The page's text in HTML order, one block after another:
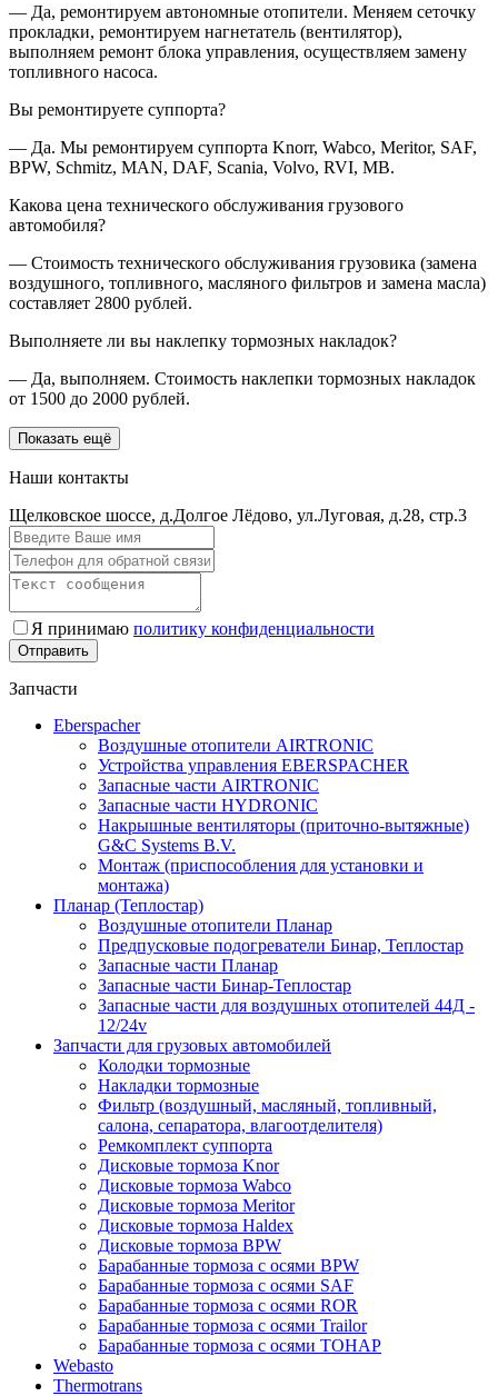
— Да, ремонтируем автономные отопители. Меняем сеточку
прокладки, ремонтируем нагнетатель (вентилятор),
выполняем ремонт блока управления, осуществляем замену
топливного насоса.
Вы ремонтируете суппорта?
— Да. Мы ремонтируем суппорта Knorr, Wabco, Meritor, SAF,
BPW, Schmitz, MAN, DAF, Scania, Volvo, RVI, MB.
Какова цена технического обслуживания грузового
автомобиля?
— Стоимость технического обслуживания грузовика (замена
воздушного, топливного, масляного фильтров и замена масла)
составляет 2800 рублей.
Выполняете ли вы наклепку тормозных накладок?
— Да, выполняем. Стоимость наклепки тормозных накладок
от 1500 до 2000 рублей.
Показать ещё
Наши контакты
Щелковское шоссе, д.Долгое Лёдово, ул.Луговая, д.28, стр.3
Я принимаю политику конфиденциальности
Запчасти
Eberspacher
Воздушные отопители AIRTRONIC
Устройства управления EBERSPACHER
Запасные части AIRTRONIC
Запасные части HYDRONIC
Накрышные вентиляторы (приточно-вытяжные)
G&C Systems B.V.
Монтаж (приспособления для установки и
монтажа)
Планар (Теплостар)
Воздушные отопители Планар
Предпусковые подогреватели Бинар, Теплостар
Запасные части Планар
Запасные части Бинар-Теплостар
Запасные части для воздушных отопителей 44Д -
12/24v
Запчасти для грузовых автомобилей
Колодки тормозные
Накладки тормозные
Фильтр (воздушный, масляный, топливный,
салона, сепаратора, влагоотделителя)
Ремкомплект суппорта
Дисковые тормоза Knor
Дисковые тормоза Wabco
Дисковые тормоза Meritor
Дисковые тормоза Haldex
Дисковые тормоза BPW
Барабанные тормоза с осями BPW
Барабанные тормоза с осями SAF
Барабанные тормоза с осями ROR
Барабанные тормоза с осями Trailor
Барабанные тормоза с осями ТОНАР
Webasto
Thermotrans